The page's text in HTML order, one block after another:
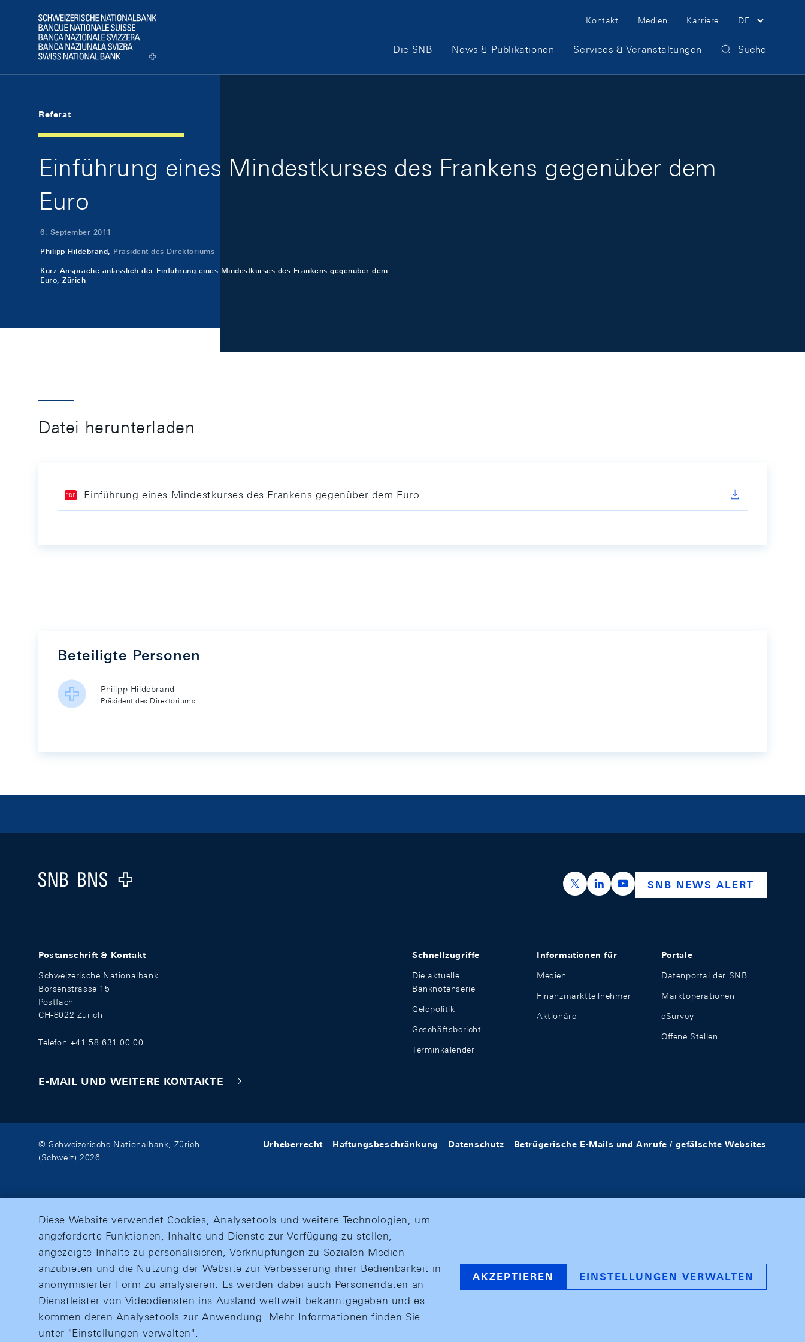
Logo
Meta Navigation
Kontakt Medien Karriere DE
Hauptnavigation
Die SNB News & Publikationen Services & Veranstaltungen Suche
Referat
Einführung eines Mindestkurses des Frankens gegenüber dem
Euro
6. September 2011
Philipp Hildebrand, Präsident des Direktoriums
Kurz-Ansprache anlässlich der Einführung eines Mindestkurses des Frankens gegenüber dem
Euro, Zürich
Datei herunterladen
Einführung eines Mindestkurses des Frankens gegenüber dem Euro
Beteiligte Personen
Philipp Hildebrand
Präsident des Direktoriums
Logo
https://x.com/snb_bns
https://ch.linkedin.com/company/swiss-
https://www.youtube.com/
SNB NEWS ALERT
Postanschrift & Kontakt
Schweizerische Nationalbank
Börsenstrasse 15
Postfach
CH-8022 Zürich
Telefon +41 58 631 00 00
E-MAIL UND WEITERE KONTAKTE
Schnellzugriffe
Die aktuelle
Banknotenserie
Geldpolitik
Geschäftsbericht
Terminkalender
Informationen für
Medien
Finanzmarktteilnehmer
Aktionäre
Portale
Datenportal der SNB
Marktoperationen
eSurvey
Offene Stellen
© Schweizerische Nationalbank, Zürich
(Schweiz) 2026
Urheberrecht Haftungsbeschränkung Datenschutz Betrügerische E-Mails und Anrufe / gefälschte Websites
Diese Website verwendet Cookies, Analysetools und weitere Technologien, um
angeforderte Funktionen, Inhalte und Dienste zur Verfügung zu stellen,
angezeigte Inhalte zu personalisieren, Verknüpfungen zu Sozialen Medien
anzubieten und die Nutzung der Website zur Verbesserung ihrer Bedienbarkeit in
anonymisierter Form zu analysieren. Es werden dabei auch Personendaten an
Dienstleister von Videodiensten ins Ausland weltweit bekanntgegeben und es
kommen deren Analysetools zur Anwendung. Mehr Informationen finden Sie
unter "Einstellungen verwalten".
AKZEPTIEREN EINSTELLUNGEN VERWALTEN